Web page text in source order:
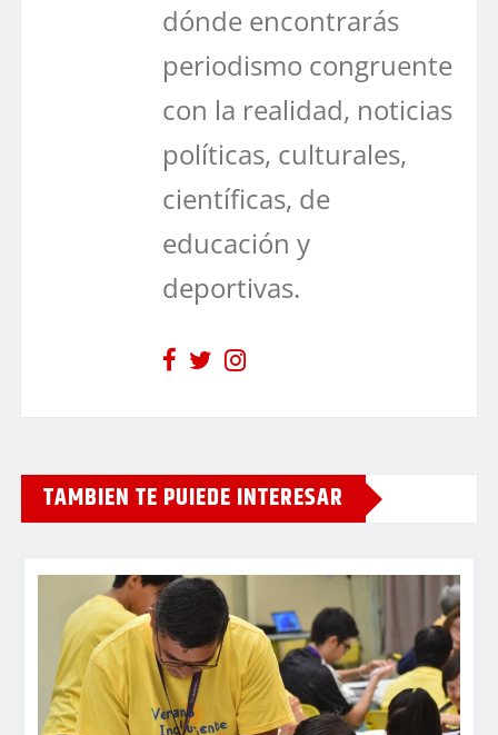
dónde encontrarás
periodismo congruente
con la realidad, noticias
políticas, culturales,
científicas, de
educación y
deportivas.
TAMBIEN TE PUIEDE INTERESAR